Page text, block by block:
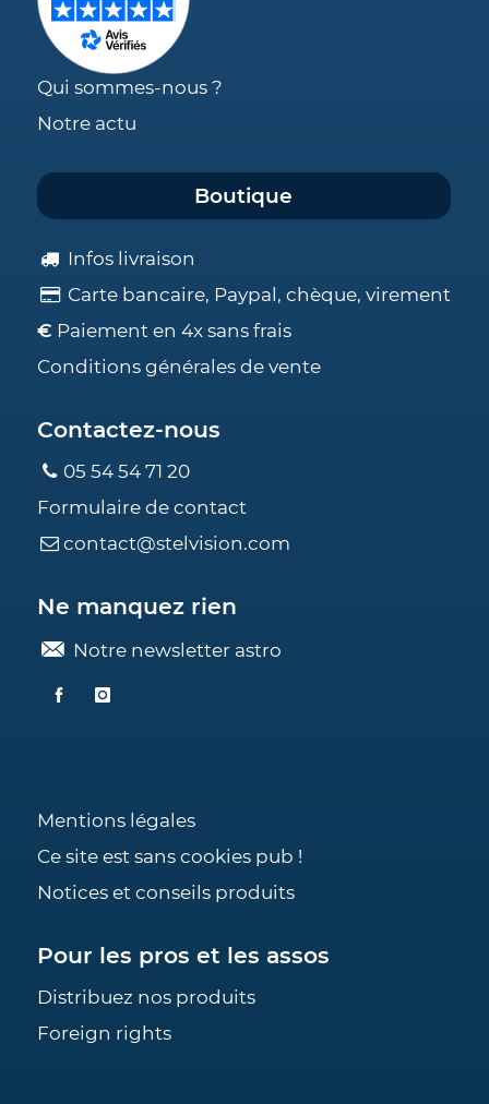
Qui sommes-nous ?
Notre actu
Boutique
Infos livraison
Carte bancaire, Paypal, chèque, virement
€ Paiement en 4x sans frais
Conditions générales de vente
Contactez-nous
05 54 54 71 20
Formulaire de contact
contact@stelvision.com
Ne manquez rien
Notre newsletter astro
Mentions légales
Ce site est sans cookies pub !
Notices et conseils produits
Pour les pros et les assos
Distribuez nos produits
Foreign rights